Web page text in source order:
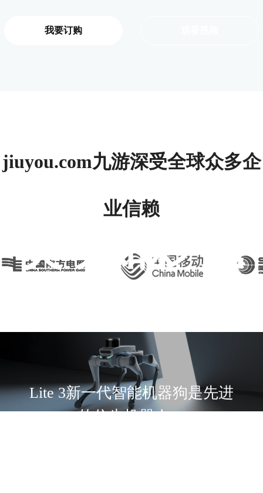
我要订购
jiuyou.com九游深受全球众多企
业信赖
灵动如影 无
Lite 3新一代智能机器狗是先进
的仿生机器人，